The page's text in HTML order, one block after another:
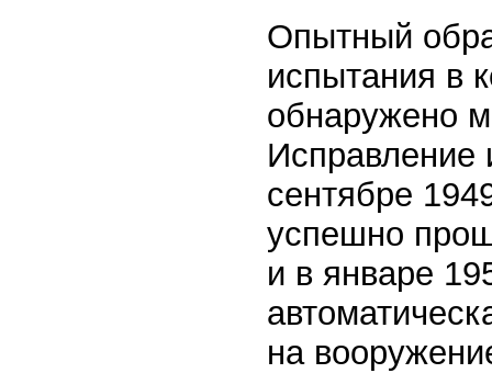
Опытный
испытания в
обнаружено
Исправление
сентябре
успешно
и в январе
на